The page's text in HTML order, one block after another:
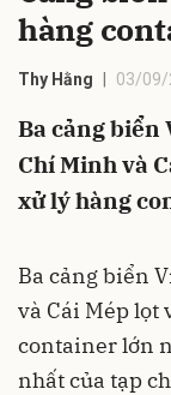
hàng
Thy Hằng 03/09/
Ba cảng biển
Chí Minh và
xử lý hàng
Ba cảng biển
và Cái Mép lọt
container lớn
nhất của tạp